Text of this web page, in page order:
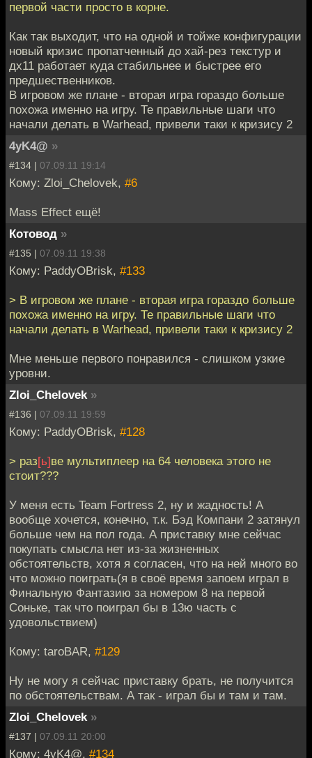
первой части просто в корне.
Как так выходит, что на одной и тойже конфигурации
новый кризис пропатченный до хай-рез текстур и
дх11 работает куда стабильнее и быстрее его
предшественников.
В игровом же плане - вторая игра гораздо больше
похожа именно на игру. Те правильные шаги что
начали делать в Warhead, привели таки к кризису 2
4yK4@ »
#134 | 07.09.11 19:14
Кому: Zloi_Chelovek, #6
Mass Effect ещё!
Котовод »
#135 | 07.09.11 19:38
Кому: PaddyOBrisk, #133
> В игровом же плане - вторая игра гораздо больше
похожа именно на игру. Те правильные шаги что
начали делать в Warhead, привели таки к кризису 2
Мне меньше первого понравился - слишком узкие
уровни.
Zloi_Chelovek »
#136 | 07.09.11 19:59
Кому: PaddyOBrisk, #128
> раз[ь]ве мультиплеер на 64 человека этого не
стоит???
У меня есть Team Fortress 2, ну и жадность! А
вообще хочется, конечно, т.к. Бэд Компани 2 затянул
больше чем на пол года. А приставку мне сейчас
покупать смысла нет из-за жизненных
обстоятельств, хотя я согласен, что на ней много во
что можно поиграть(я в своё время запоем играл в
Финальную Фантазию за номером 8 на первой
Соньке, так что поиграл бы в 13ю часть с
удовольствием)
Кому: taroBAR, #129
Ну не могу я сейчас приставку брать, не получится
по обстоятельствам. А так - играл бы и там и там.
Zloi_Chelovek »
#137 | 07.09.11 20:00
Кому: 4yK4@, #134